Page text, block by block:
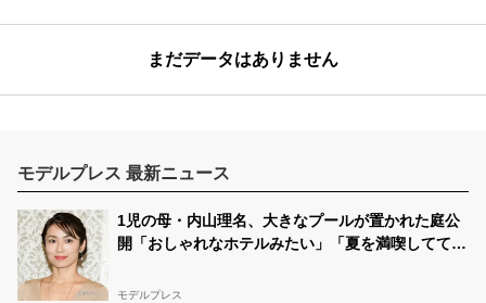
まだデータはありません
モデルプレス 最新ニュース
1児の母・内山理名、大きなプールが置かれた庭公
開「おしゃれなホテルみたい」「夏を満喫してて素
モデルプレス